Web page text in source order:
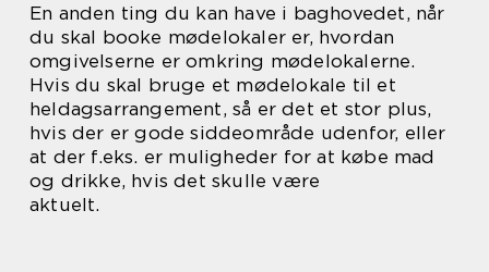
En anden ting du kan have i baghovedet, når
du skal booke mødelokaler er, hvordan
omgivelserne er omkring mødelokalerne.
Hvis du skal bruge et mødelokale til et
heldagsarrangement, så er det et stor plus,
hvis der er gode siddeområde udenfor, eller
at der f.eks. er muligheder for at købe mad
og drikke, hvis det skulle være
aktuelt.